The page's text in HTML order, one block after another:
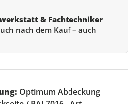
& Fachtechniker
nach dem Kauf – auch
Optimum Abdeckung